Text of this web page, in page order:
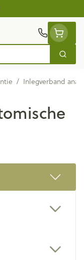
Zoek
/ Inlegverband